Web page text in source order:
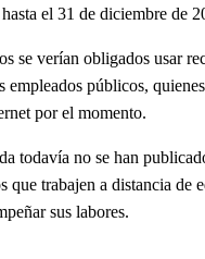
el 31 de diciembre de
se verían obligados usar
públicos,
por el momento.
todavía no se han
trabajen a distancia
sus labores.